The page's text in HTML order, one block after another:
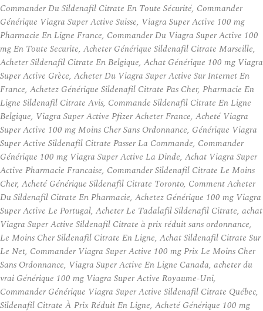
Commander Du Sildenafil Citrate En Toute Sécurité, Commander
Générique Viagra Super Active Suisse, Viagra Super Active 100 mg
Pharmacie En Ligne France, Commander Du Viagra Super Active 100
mg En Toute Securite, Acheter Générique Sildenafil Citrate Marseille,
Acheter Sildenafil Citrate En Belgique, Achat Générique 100 mg Viagra
Super Active Grèce, Acheter Du Viagra Super Active Sur Internet En
France, Achetez Générique Sildenafil Citrate Pas Cher, Pharmacie En
Ligne Sildenafil Citrate Avis, Commande Sildenafil Citrate En Ligne
Belgique, Viagra Super Active Pfizer Acheter France, Acheté Viagra
Super Active 100 mg Moins Cher Sans Ordonnance, Générique Viagra
Super Active Sildenafil Citrate Passer La Commande, Commander
Générique 100 mg Viagra Super Active La Dinde, Achat Viagra Super
Active Pharmacie Francaise, Commander Sildenafil Citrate Le Moins
Cher, Acheté Générique Sildenafil Citrate Toronto, Comment Acheter
Du Sildenafil Citrate En Pharmacie, Achetez Générique 100 mg Viagra
Super Active Le Portugal, Acheter Le Tadalafil Sildenafil Citrate, achat
Viagra Super Active Sildenafil Citrate à prix réduit sans ordonnance,
Le Moins Cher Sildenafil Citrate En Ligne, Achat Sildenafil Citrate Sur
Le Net, Commander Viagra Super Active 100 mg Prix Le Moins Cher
Sans Ordonnance, Viagra Super Active En Ligne Canada, acheter du
vrai Générique 100 mg Viagra Super Active Royaume-Uni,
Commander Générique Viagra Super Active Sildenafil Citrate Québec,
Sildenafil Citrate À Prix Réduit En Ligne, Acheté Générique 100 mg